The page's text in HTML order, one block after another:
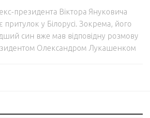
екс-президента Віктора Януковича
притулок у Білорусі. Зокрема, його
син вже мав відповідну розмову
Олександром Лукашенком